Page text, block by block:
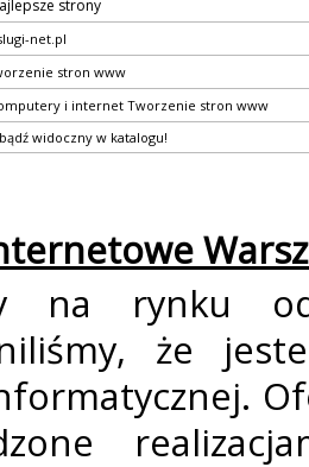
strony
net.pl
stron www
i internet Tworzenie stron www
widoczny w katalogu!
na rynku
że